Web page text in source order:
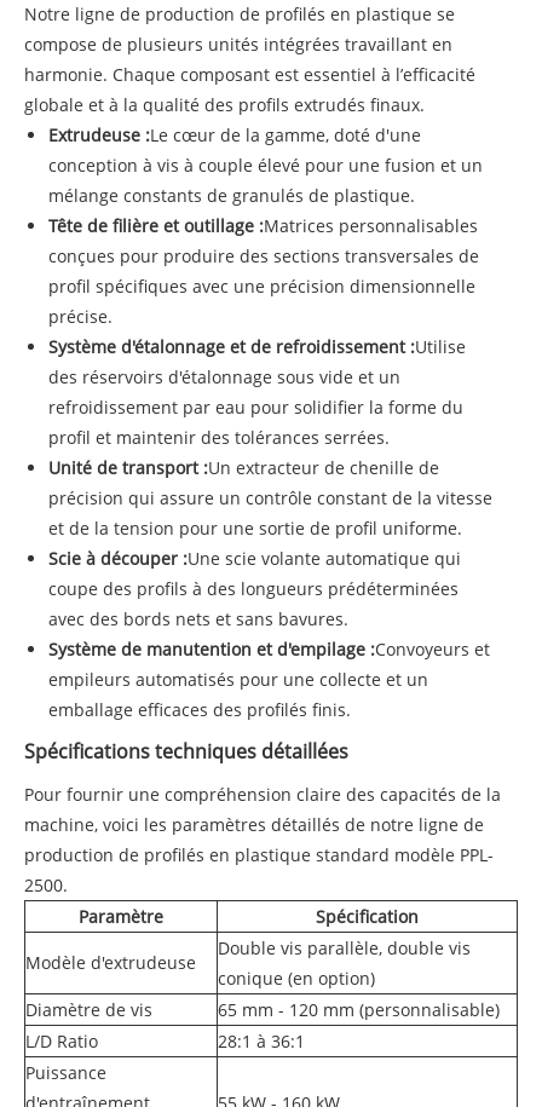
Notre ligne de production de profilés en plastique se
compose de plusieurs unités intégrées travaillant en
harmonie. Chaque composant est essentiel à l’efficacité
globale et à la qualité des profils extrudés finaux.
Extrudeuse :Le cœur de la gamme, doté d'une
conception à vis à couple élevé pour une fusion et un
mélange constants de granulés de plastique.
Tête de filière et outillage :Matrices personnalisables
conçues pour produire des sections transversales de
profil spécifiques avec une précision dimensionnelle
précise.
Système d'étalonnage et de refroidissement :Utilise
des réservoirs d'étalonnage sous vide et un
refroidissement par eau pour solidifier la forme du
profil et maintenir des tolérances serrées.
Unité de transport :Un extracteur de chenille de
précision qui assure un contrôle constant de la vitesse
et de la tension pour une sortie de profil uniforme.
Scie à découper :Une scie volante automatique qui
coupe des profils à des longueurs prédéterminées
avec des bords nets et sans bavures.
Système de manutention et d'empilage :Convoyeurs et
empileurs automatisés pour une collecte et un
emballage efficaces des profilés finis.
Spécifications techniques détaillées
Pour fournir une compréhension claire des capacités de la
machine, voici les paramètres détaillés de notre ligne de
production de profilés en plastique standard modèle PPL-
2500.
Paramètre
Spécification
Modèle d'extrudeuse
Double vis parallèle, double vis
conique (en option)
Diamètre de vis
65 mm - 120 mm (personnalisable)
L/D Ratio
28:1 à 36:1
Puissance